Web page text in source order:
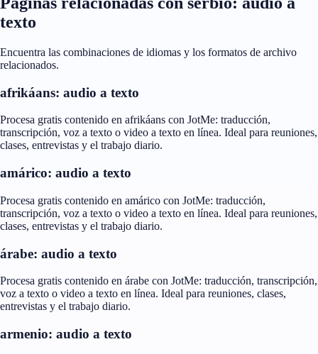
texto
Encuentra las combinaciones de idiomas y los formatos de archivo
relacionados.
afrikáans: audio a texto
Procesa gratis contenido en afrikáans con JotMe: traducción,
transcripción, voz a texto o video a texto en línea. Ideal para reuniones,
clases, entrevistas y el trabajo diario.
amárico: audio a texto
Procesa gratis contenido en amárico con JotMe: traducción,
transcripción, voz a texto o video a texto en línea. Ideal para reuniones,
clases, entrevistas y el trabajo diario.
árabe: audio a texto
Procesa gratis contenido en árabe con JotMe: traducción, transcripción,
voz a texto o video a texto en línea. Ideal para reuniones, clases,
entrevistas y el trabajo diario.
armenio: audio a texto